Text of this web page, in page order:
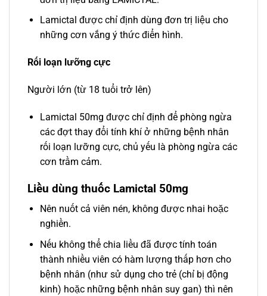
Lamictal được chỉ định dùng đơn trị liệu cho
những cơn vắng ý thức điển hình.
Rối loạn lưỡng cực
Người lớn (từ 18 tuổi trở lên)
Lamictal 50mg được chỉ định để phòng ngừa
các đợt thay đổi tính khí ở những bệnh nhân
rối loạn lưỡng cực, chủ yếu là phòng ngừa các
cơn trầm cảm.
Liều dùng thuốc Lamictal 50mg
Nên nuốt cả viên nén, không được nhai hoặc
nghiền.
Nếu không thể chia liều đã được tính toán
thành nhiều viên có hàm lượng thấp hơn cho
bệnh nhân (như sử dụng cho trẻ (chỉ bị động
kinh) hoặc những bệnh nhân suy gan) thì nên